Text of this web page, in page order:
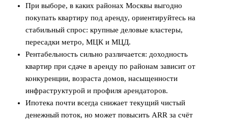
При выборе, в каких районах Москвы выгодно
покупать квартиру под аренду, ориентируйтесь на
стабильный спрос: крупные деловые кластеры,
пересадки метро, МЦК и МЦД.
Рентабельность сильно различается: доходность
квартир при сдаче в аренду по районам зависит от
конкуренции, возраста домов, насыщенности
инфраструктурой и профиля арендаторов.
Ипотека почти всегда снижает текущий чистый
денежный поток, но может повысить ARR за счёт